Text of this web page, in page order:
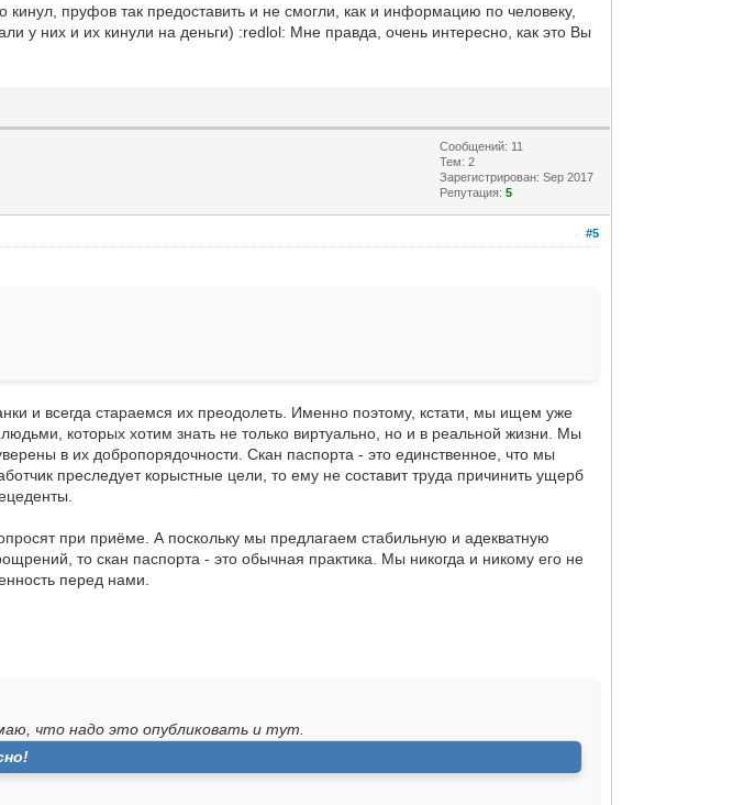
пруфов так предоставить и не смогли, как и информацию по человеку,
у них и их кинули на деньги) :redlol: Мне правда, очень интересно, как это Вы
Сообщений: 11
Тем: 2
Зарегистрирован: Sep 2017
Репутация:5
#5
и всегда стараемся их преодолеть. Именно поэтому, кстати, мы ищем уже
которых хотим знать не только виртуально, но и в реальной жизни. Мы
в их добропорядочности. Скан паспорта - это единственное, что мы
преследует корыстные цели, то ему не составит труда причинить ущерб
при приёме. А поскольку мы предлагаем стабильную и адекватную
то скан паспорта - это обычная практика. Мы никогда и никому его не
перед нами.
что надо это опубликовать и тут.